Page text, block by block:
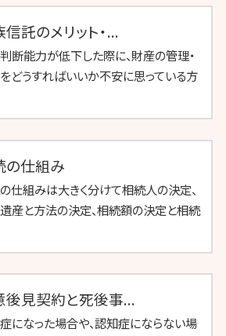
託のメリット・...
断能力が低下した際に、財産の管理・
どうすればいいか不安に思っている方
の仕組み
仕組みは大きく分けて相続人の決定、
産と方法の決定、相続額の決定と相続
後見契約と死後事...
になった場合や、認知症にならない場